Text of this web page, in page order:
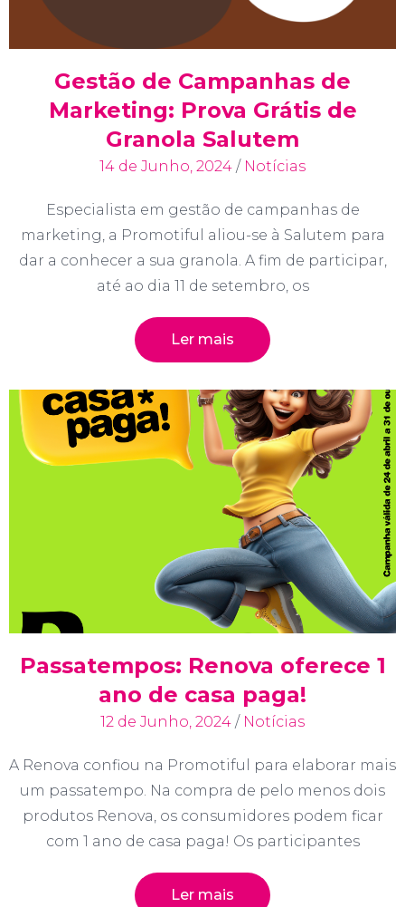
Gestão de Campanhas de
Marketing: Prova Grátis de
Granola Salutem
14 de Junho, 2024 / Notícias
Especialista em gestão de campanhas de
marketing, a Promotiful aliou-se à Salutem para
dar a conhecer a sua granola. A fim de participar,
até ao dia 11 de setembro, os
Ler mais
Passatempos: Renova oferece 1
ano de casa paga!
12 de Junho, 2024 / Notícias
A Renova confiou na Promotiful para elaborar mais
um passatempo. Na compra de pelo menos dois
produtos Renova, os consumidores podem ficar
com 1 ano de casa paga! Os participantes
Ler mais